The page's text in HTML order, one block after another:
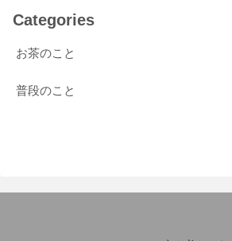
Categories
お茶のこと
普段のこと